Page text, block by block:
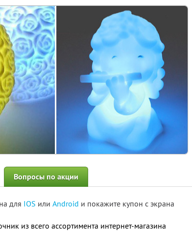
Вопросы по акции
для IOS или Android и покажите купон с экрана
из всего ассортимента интернет-магазина